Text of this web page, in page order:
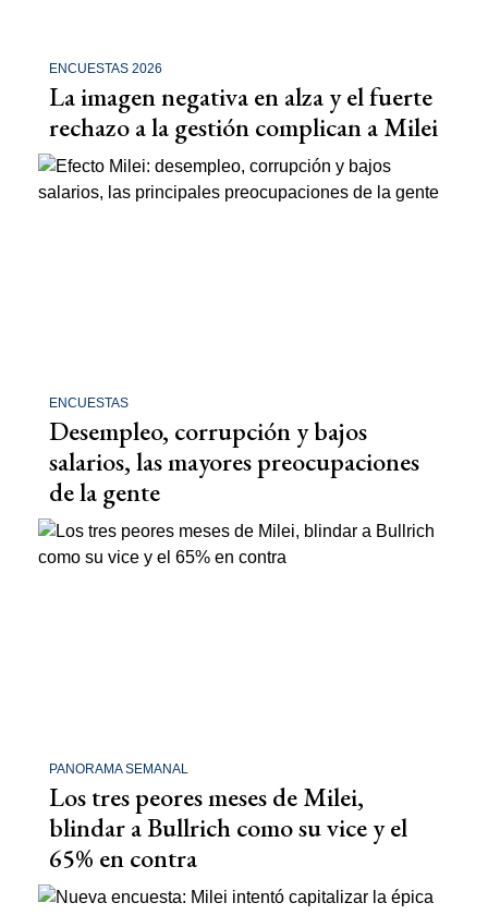
ENCUESTAS 2026
La imagen negativa en alza y el fuerte
rechazo a la gestión complican a Milei
ENCUESTAS
Desempleo, corrupción y bajos
salarios, las mayores preocupaciones
de la gente
PANORAMA SEMANAL
Los tres peores meses de Milei,
blindar a Bullrich como su vice y el
65% en contra